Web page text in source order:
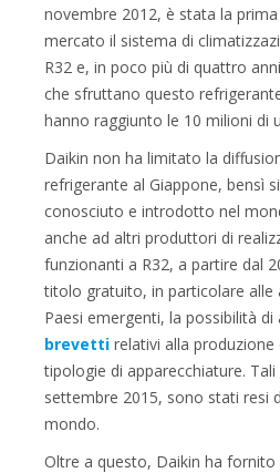
novembre 2012, è stata la
mercato il sistema di
R32 e, in poco più di quattro
che sfruttano questo
hanno raggiunto le 10 milioni di
Daikin non ha limitato la
refrigerante al Giappone, bensì
conosciuto e introdotto nel
anche ad altri produttori di
funzionanti a R32, a partire dal
titolo gratuito, in particolare alle
Paesi emergenti, la possibilità di
brevetti relativi alla
tipologie di apparecchiature.
settembre 2015, sono stati resi
mondo.
Oltre a questo, Daikin ha